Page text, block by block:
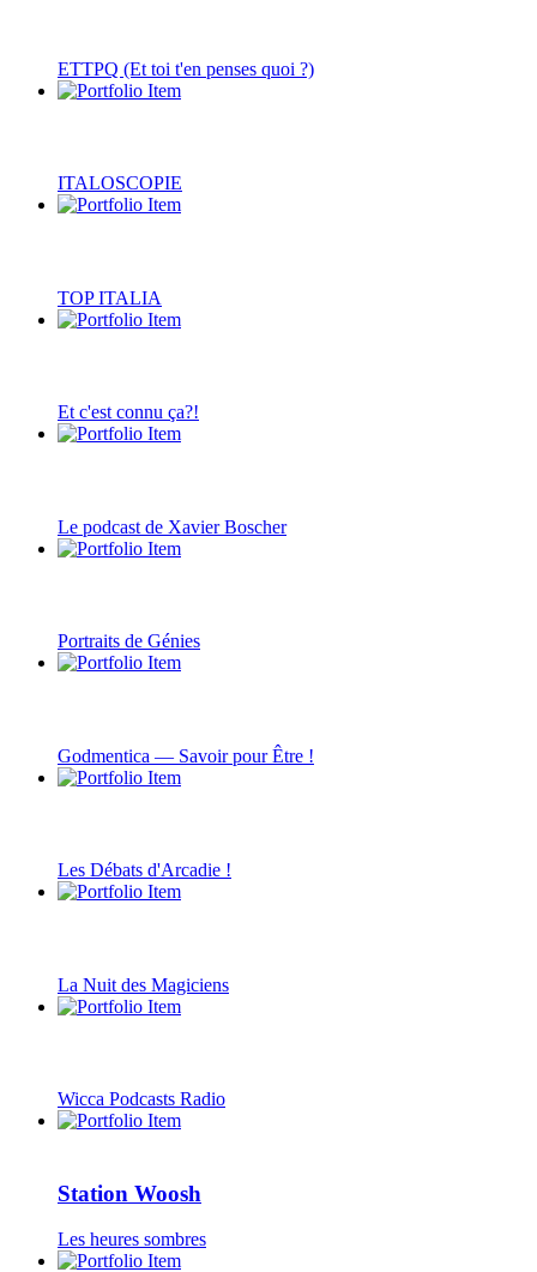
ETTPQ (Et toi t'en penses quoi ?)
ITALOSCOPIE
TOP ITALIA
Et c'est connu ça?!
Le podcast de Xavier Boscher
Portraits de Génies
Godmentica — Savoir pour Être !
Les Débats d'Arcadie !
La Nuit des Magiciens
Wicca Podcasts Radio
Station Woosh
Les heures sombres